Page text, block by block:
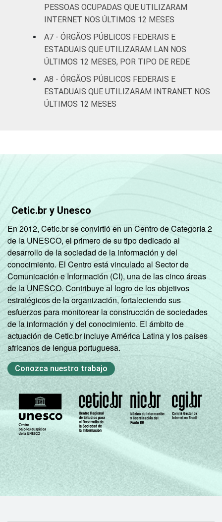
PESSOAS OCUPADAS QUE UTILIZARAM
INTERNET NOS ÚLTIMOS 12 MESES
A7 - ÓRGÃOS PÚBLICOS FEDERAIS E
ESTADUAIS QUE UTILIZARAM LAN NOS
ÚLTIMOS 12 MESES, POR TIPO DE REDE
A8 - ÓRGÃOS PÚBLICOS FEDERAIS E
ESTADUAIS QUE UTILIZARAM INTRANET NOS
ÚLTIMOS 12 MESES
Cetic.br y Unesco
En 2012, Cetic.br se convirtió en un Centro de Categoría 2
de la UNESCO, el primero de su tipo dedicado al
desarrollo de la sociedad de la información y del
conocimiento. El Centro está vinculado al Sector de
Comunicación e Información (CI), una de las cinco áreas
de la UNESCO. Contribuye al logro de los objetivos
estratégicos de la organización, fortaleciendo sus
esfuerzos para monitorear la construcción de sociedades
de la información y del conocimiento. El ámbito de
actuación de Cetic.br incluye América Latina y los países
africanos de lengua portuguesa.
Conozca nuestro trabajo